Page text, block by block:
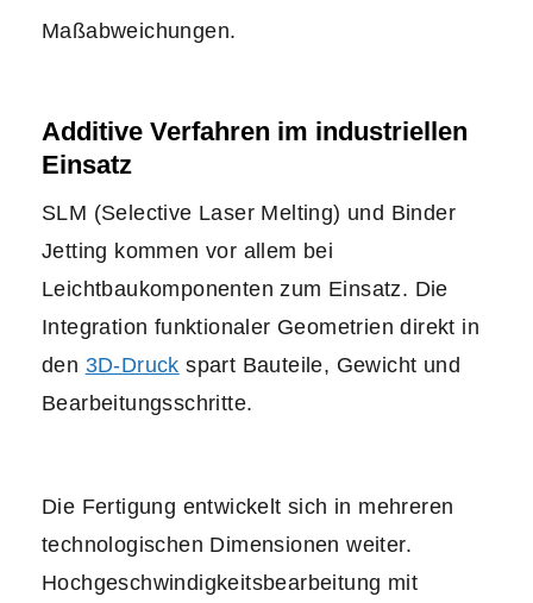
Maßabweichungen.
Additive Verfahren im industriellen
Einsatz
SLM (Selective Laser Melting) und Binder
Jetting kommen vor allem bei
Leichtbaukomponenten zum Einsatz. Die
Integration funktionaler Geometrien direkt in
den 3D-Druck spart Bauteile, Gewicht und
Bearbeitungsschritte.
Die Fertigung entwickelt sich in mehreren
technologischen Dimensionen weiter.
Hochgeschwindigkeitsbearbeitung mit